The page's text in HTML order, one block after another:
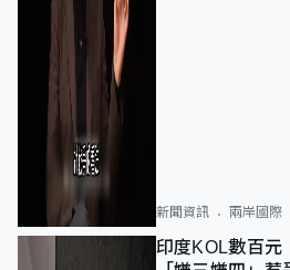
新聞資訊 兩岸國際
印度KOL數百